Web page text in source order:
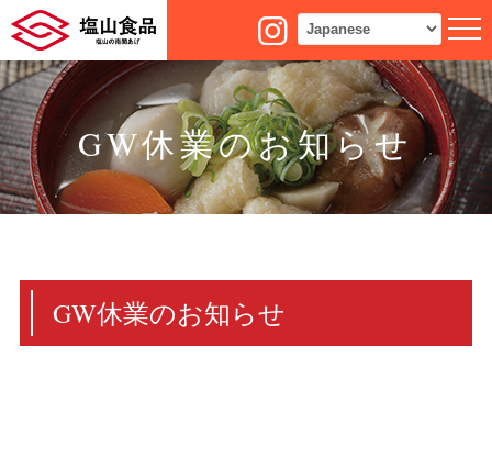
GW休業のお知らせ
GW休業のお知らせ